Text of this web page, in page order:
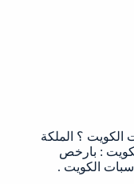
؟ الملكة
: بارخص
الكويت .